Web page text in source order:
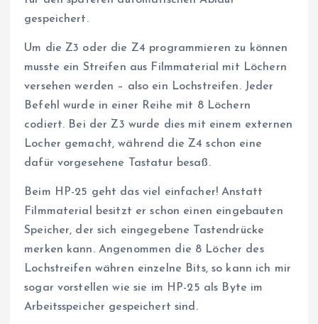
gespeichert.
Um die Z3 oder die Z4 programmieren zu können
musste ein Streifen aus Filmmaterial mit Löchern
versehen werden – also ein Lochstreifen. Jeder
Befehl wurde in einer Reihe mit 8 Löchern
codiert. Bei der Z3 wurde dies mit einem externen
Locher gemacht, während die Z4 schon eine
dafür vorgesehene Tastatur besaß.
Beim HP-25 geht das viel einfacher! Anstatt
Filmmaterial besitzt er schon einen eingebauten
Speicher, der sich eingegebene Tastendrücke
merken kann. Angenommen die 8 Löcher des
Lochstreifen währen einzelne Bits, so kann ich mir
sogar vorstellen wie sie im HP-25 als Byte im
Arbeitsspeicher gespeichert sind.